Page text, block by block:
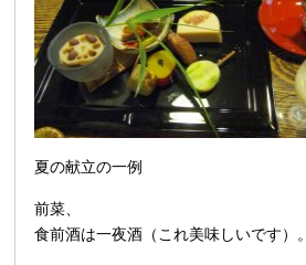
夏の献立の一例
前菜、
食前酒は一夜酒（これ美味しいです）。